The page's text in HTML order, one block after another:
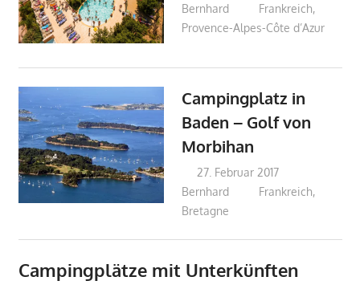
Bernhard
Frankreich,
Provence-Alpes-Côte d’Azur
Campingplatz in
Baden – Golf von
Morbihan
27. Februar 2017
Bernhard
Frankreich,
Bretagne
Campingplätze mit Unterkünften